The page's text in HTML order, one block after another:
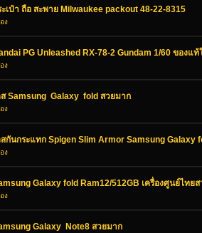
เป๋า ถือ สะพาย Milwaukee packout 48-22-8315
ง
PG Unleashed RX-78-2 Gundam 1/60 ของแท้
ง
ส Samsung Galaxy fold สวยมาก
ง
สกันกระแทก Spigen Slim Armor Samsung Galaxy
ง
Galaxy fold Ram12/512GB เครื่องศูนย์ไทย
ง
Galaxy Note8 สวยมาก